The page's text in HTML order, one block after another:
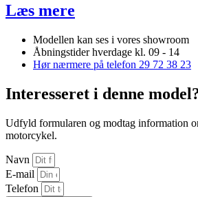
Læs mere
Modellen kan ses i vores showroom
Åbningstider hverdage kl. 09 - 14
Hør nærmere på telefon 29 72 38 23
Interesseret i denne
Udfyld formularen og modtag information
motorcykel.
Navn
E-mail
Telefon